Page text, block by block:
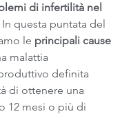
di infertilità nel
In questa puntata del
le principali cause
malattia
definita
di ottenere una
12 mesi o più di